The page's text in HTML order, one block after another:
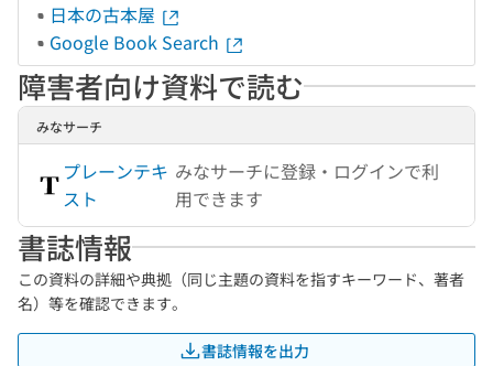
日本の古本屋
Google Book Search
障害者向け資料で読む
みなサーチ
プレーンテキ
スト
みなサーチに登録・ログインで利
用できます
書誌情報
この資料の詳細や典拠（同じ主題の資料を指すキーワード、著者
名）等を確認できます。
書誌情報を出力